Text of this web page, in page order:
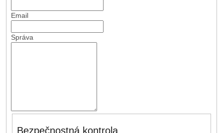
Email
Správa
Bezpečnostná kontrola